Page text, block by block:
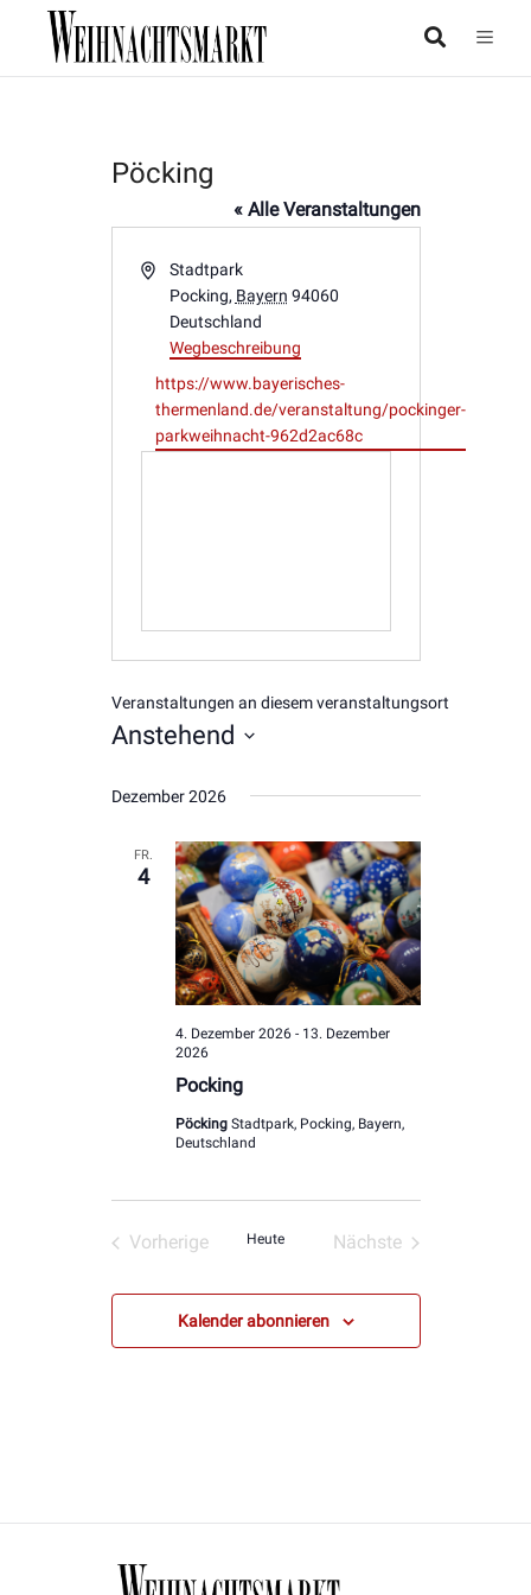
Pöcking
« Alle Veranstaltungen
AdresseStadtpark
Pocking, Bayern 94060
Deutschland
Wegbeschreibung
Webseite
https://www.bayerisches-
thermenland.de/veranstaltung/pockinger-
parkweihnacht-962d2ac68c
Veranstaltungen an diesem veranstaltungsort
Anstehend
wählen.
Dezember 2026
FR.
4
Pocking
4. Dezember 2026- 13. Dezember
2026
Pöcking Stadtpark, Pocking, Bayern,
Deutschland
Vorherige
Heute
Nächste
Kalender abonnieren